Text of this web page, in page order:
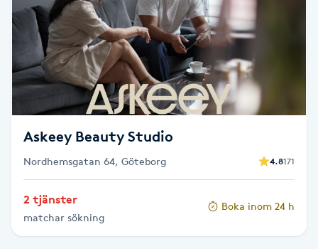
Frisör
Funktionsanalys
Färgning
Gel naglar
Askeey Beauty Studio
Nordhemsgatan 64, Göteborg 4.8171
2 tjänster
matchar sökning
Boka inom 24 h